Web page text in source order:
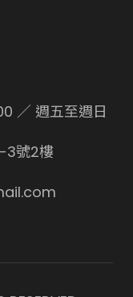
／ 週五至週日
3號2樓